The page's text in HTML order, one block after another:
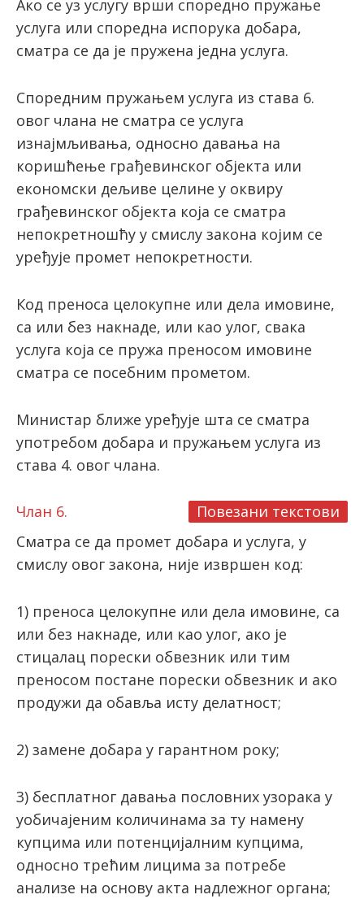
Ако се уз услугу врши споредно пружање
услуга или споредна испорука добара,
сматра се да је пружена једна услуга.
Споредним пружањем услуга из става 6.
овог члана не сматра се услуга
изнајмљивања, односно давања на
коришћење грађевинског објекта или
економски дељиве целине у оквиру
грађевинског објекта која се сматра
непокретношћу у смислу закона којим се
уређује промет непокретности.
Код преноса целокупне или дела имовине,
са или без накнаде, или као улог, свака
услуга која се пружа преносом имовине
сматра се посебним прометом.
Министар ближе уређује шта се сматра
употребом добара и пружањем услуга из
става 4. овог члана.
Повезани текстови
Члан 6.
Сматра се да промет добара и услуга, у
смислу овог закона, није извршен код:
1) преноса целокупне или дела имовине, са
или без накнаде, или као улог, ако је
стицалац порески обвезник или тим
преносом постане порески обвезник и ако
продужи да обавља исту делатност;
2) замене добара у гарантном року;
3) бесплатног давања пословних узорака у
уобичајеним количинама за ту намену
купцима или потенцијалним купцима,
односно трећим лицима за потребе
анализе на основу акта надлежног органа;